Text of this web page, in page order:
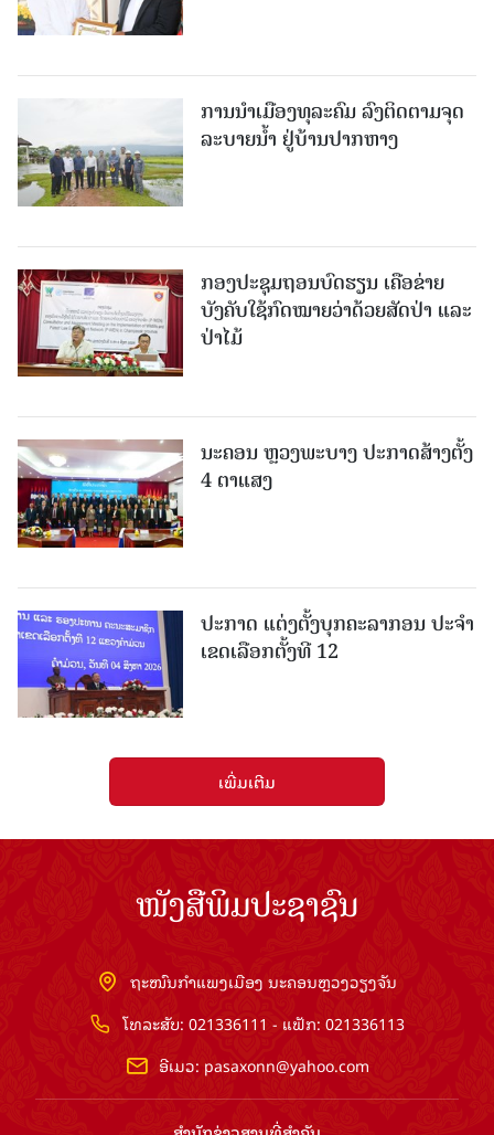
ການນໍາເມືອງທຸລະຄົມ ລົງຕິດຕາມຈຸດ
ລະບາຍນໍ້າ ຢູ່ບ້ານປາກຫາງ
ກອງປະຊຸມຖອນບົດຮຽນ ເຄືອຂ່າຍ
ບັງຄັບໃຊ້ກົດໝາຍວ່າດ້ວຍສັດປ່າ ແລະ
ປ່າໄມ້
ນະຄອນ ຫຼວງພະບາງ ປະ​ກາດ​ສ້າງ​ຕັ້ງ
4 ຕາແສງ
ປະກາດ ແຕ່ງຕັ້ງບຸກຄະລາກອນ ປະຈໍາ
ເຂດເລືອກຕັ້ງທີ 12
ເພີ່ມເຕີມ
ໜັງສືພິມປະຊາຊົນ
ຖະໜົນກຳແພງເມືອງ ນະຄອນຫຼວງວຽງຈັນ
ໂທລະສັບ: 021336111 - ແຟັກ: 021336113
ອີເມວ: pasaxonn@yahoo.com